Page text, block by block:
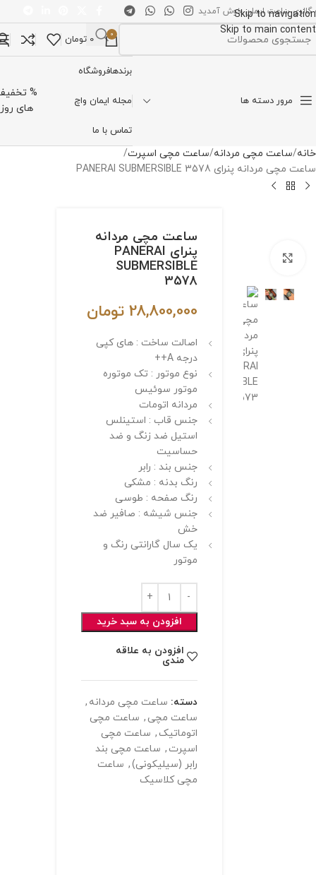
Skip to navigation
Skip to main content
گالری ساعت ایمان خوش آمدید
0
0 تومان
مرور دسته ها
برندهافروشگاه
مجله ایمان واچ
تماس با ما
%
های روز
خانه ساعت مچی مردانه ساعت مچی اسپرت
ساعت مچی مردانه پنرای PANERAI SUBMERSIBLE 3578
برای بزرگنمایی کلیک کنید
ساعت مچی مردانه
پنرای PANERAI
SUBMERSIBLE
3578
28,800,000 تومان
اصالت ساخت : های کپی
درجه A++
نوع موتور : تک موتوره
موتور سوئیس
مردانه اتومات
جنس قاب : استینلس
استیل ضد زنگ و ضد
حساسیت
جنس بند : رابر
رنگ بدنه : مشکی
رنگ صفحه : طوسی
جنس شیشه : صافیر ضد
خش
یک سال گارانتی رنگ و
موتور
افزودن به سبد خرید
افزودن به علاقه
مندی
دسته: ساعت مچی مردانه ,
ساعت مچی , ساعت مچی
اتوماتیک , ساعت مچی
اسپرت , ساعت مچی بند
رابر (سیلیکونی), ساعت
مچی کلاسیک